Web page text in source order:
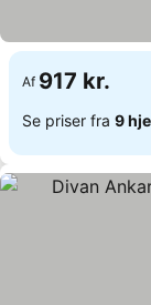
Af 917 kr.
Se priser fra 9